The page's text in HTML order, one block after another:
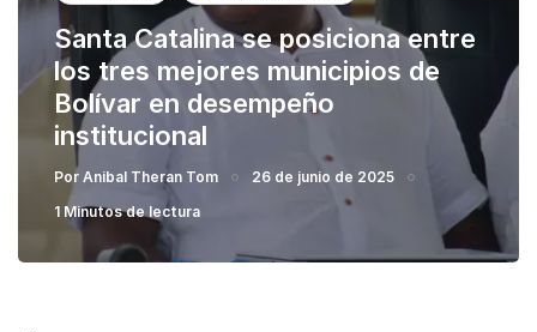
Santa Catalina se posiciona entre
los tres mejores municipios de
Bolívar en desempeño
institucional
Por Anibal Theran Tom
26 de junio de 2025
1 Minutos de lectura